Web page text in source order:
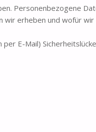
Personenbezogene
erheben und wofür wir
E-Mail)